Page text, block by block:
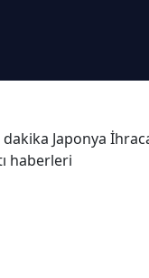
Japonya
haberleri